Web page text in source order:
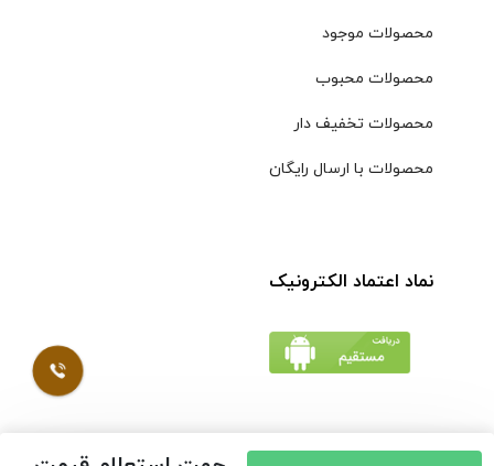
محصولات موجود
محصولات محبوب
محصولات تخفیف دار
محصولات با ارسال رایگان
نماد اعتماد الکترونیک